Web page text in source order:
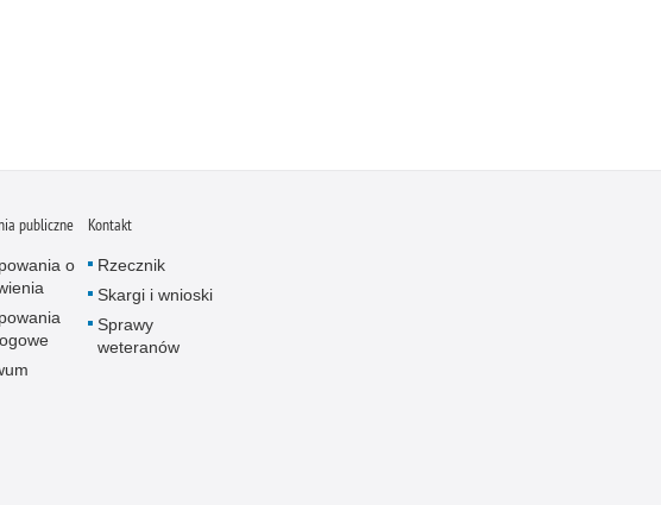
Nietrzeźwi kierujący
Nietrzeźwi opiekunowie
publiczne
o
Kontakt
Rzecznik
Skargi i wnioski
Sprawy
weteranów